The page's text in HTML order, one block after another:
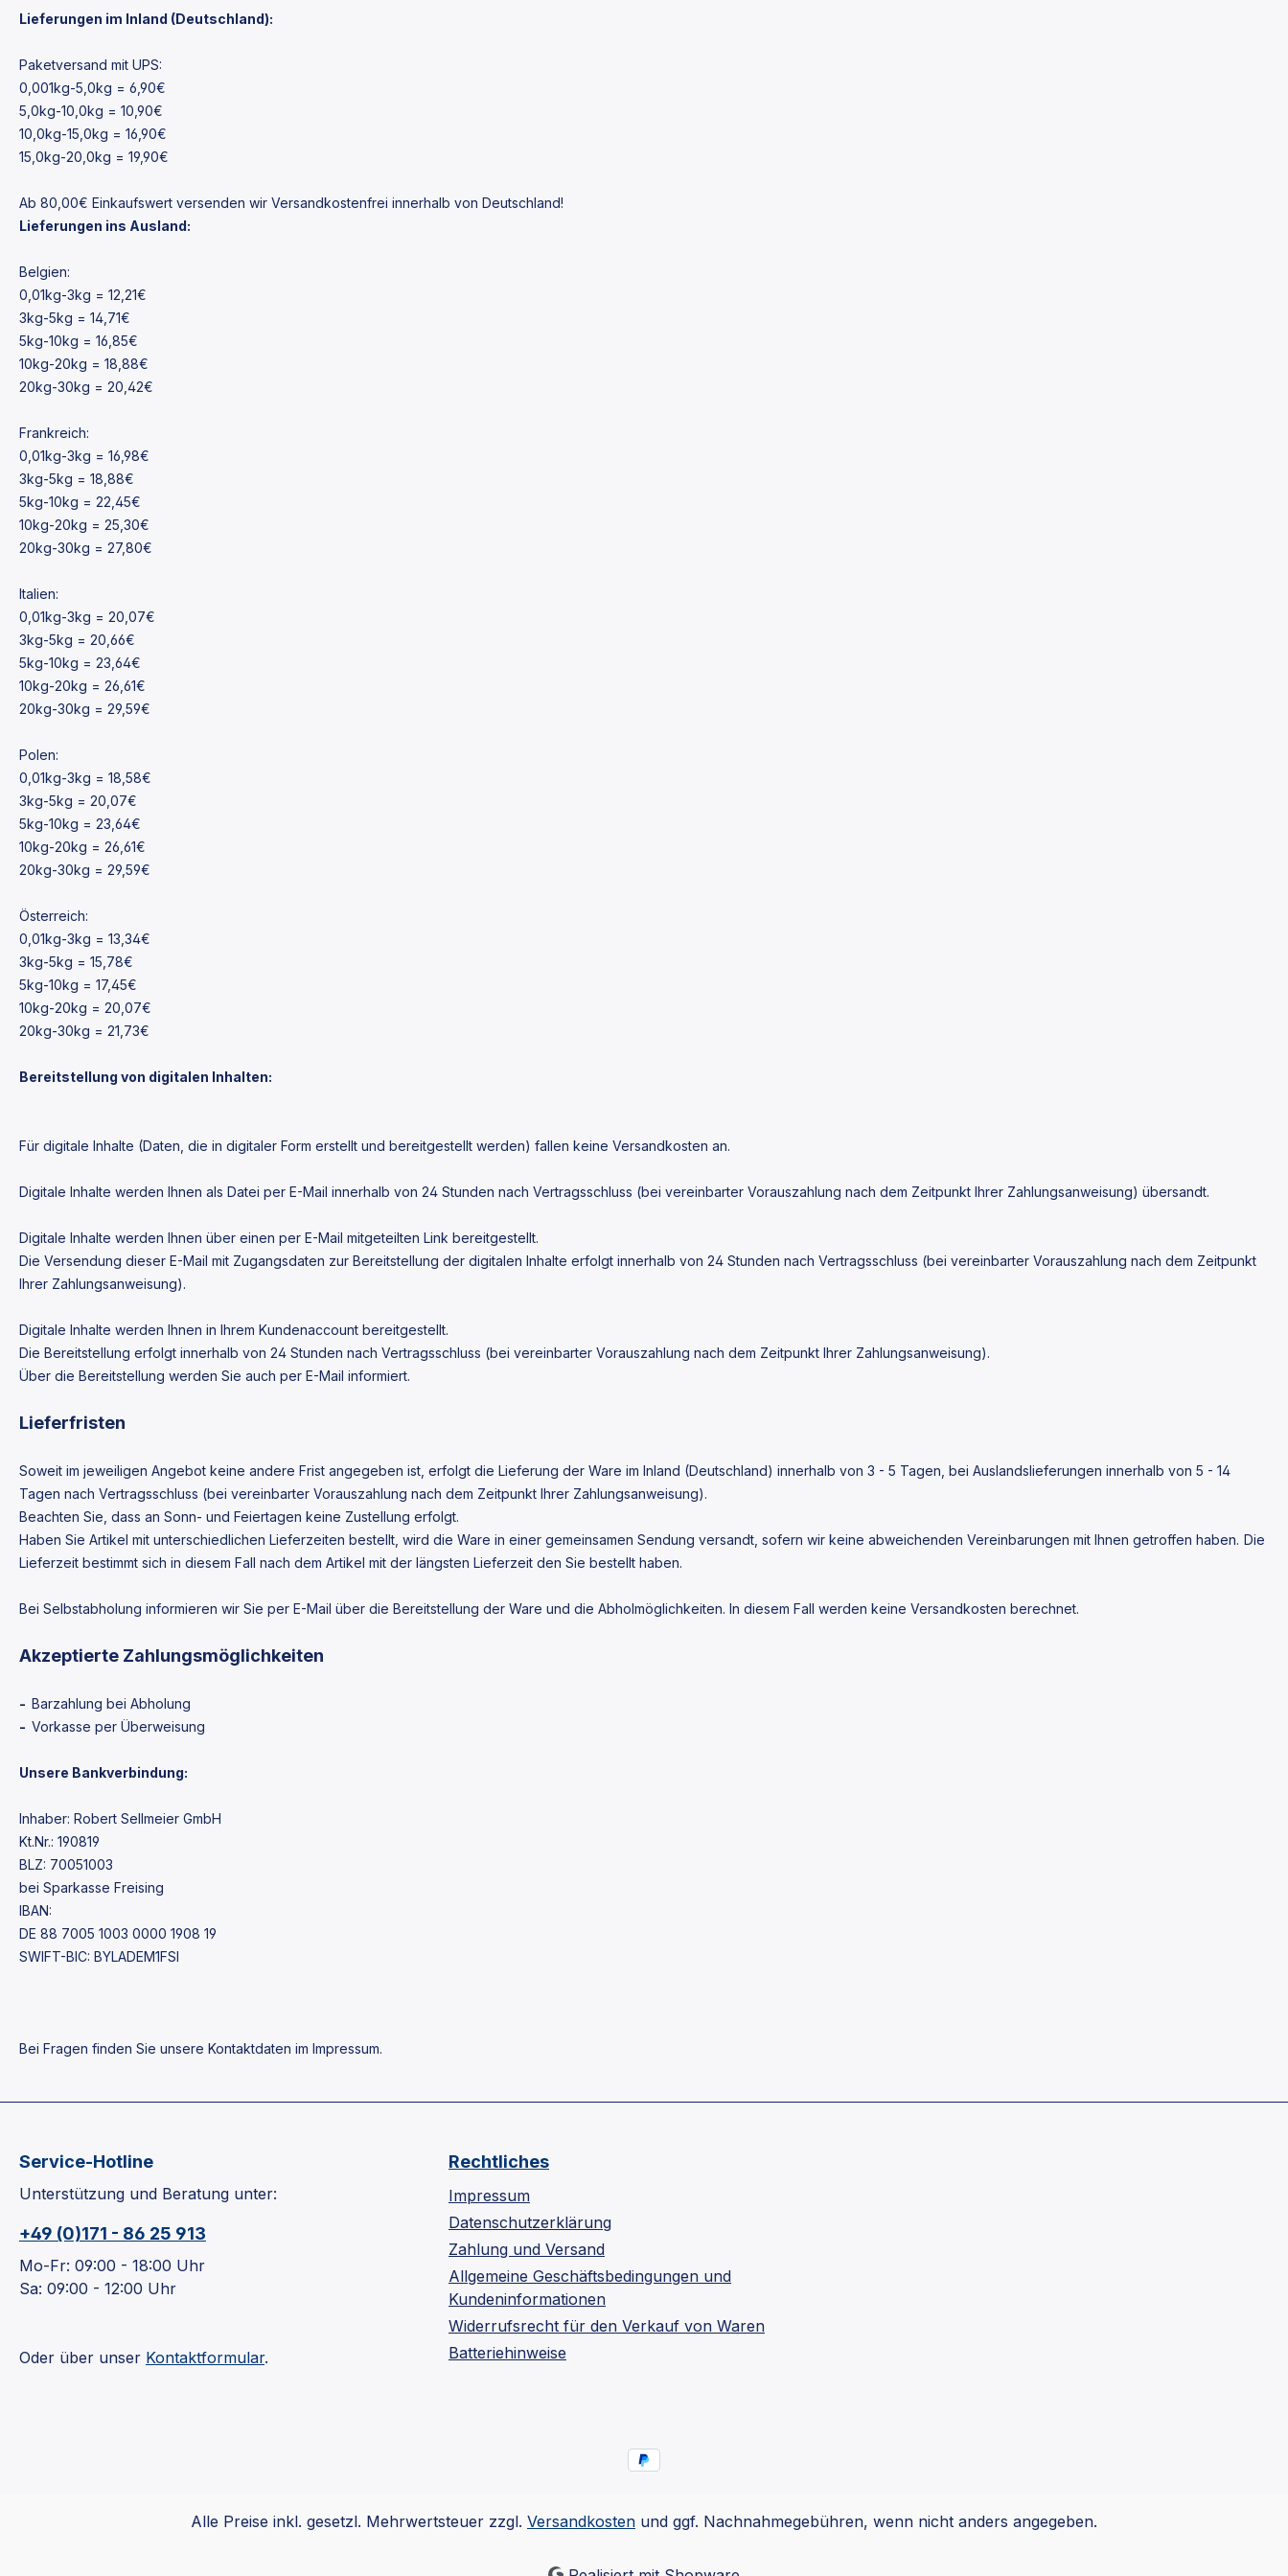
Lieferungen im Inland (Deutschland):
Paketversand mit UPS:
0,001kg-5,0kg = 6,90€
5,0kg-10,0kg = 10,90€
10,0kg-15,0kg = 16,90€
15,0kg-20,0kg = 19,90€
Ab 80,00€ Einkaufswert versenden wir Versandkostenfrei innerhalb von Deutschland!
Lieferungen ins Ausland:
Belgien:
0,01kg-3kg = 12,21€
3kg-5kg = 14,71€
5kg-10kg = 16,85€
10kg-20kg = 18,88€
20kg-30kg = 20,42€
Frankreich:
0,01kg-3kg = 16,98€
3kg-5kg = 18,88€
5kg-10kg = 22,45€
10kg-20kg = 25,30€
20kg-30kg = 27,80€
Italien:
0,01kg-3kg = 20,07€
3kg-5kg = 20,66€
5kg-10kg = 23,64€
10kg-20kg = 26,61€
20kg-30kg = 29,59€
Polen:
0,01kg-3kg = 18,58€
3kg-5kg = 20,07€
5kg-10kg = 23,64€
10kg-20kg = 26,61€
20kg-30kg = 29,59€
Österreich:
0,01kg-3kg = 13,34€
3kg-5kg = 15,78€
5kg-10kg = 17,45€
10kg-20kg = 20,07€
20kg-30kg = 21,73€
Bereitstellung von digitalen Inhalten:
Für digitale Inhalte (Daten, die in digitaler Form erstellt und bereitgestellt werden) fallen keine Versandkosten an.
Digitale Inhalte werden Ihnen als Datei per E-Mail innerhalb von 24 Stunden nach Vertragsschluss (bei vereinbarter Vorauszahlung nach dem Zeitpunkt Ihrer Zahlungsanweisung) übersandt.
Digitale Inhalte werden Ihnen über einen per E-Mail mitgeteilten Link bereitgestellt.
Die Versendung dieser E-Mail mit Zugangsdaten zur Bereitstellung der digitalen Inhalte erfolgt innerhalb von 24 Stunden nach Vertragsschluss (bei vereinbarter Vorauszahlung nach dem Zeitpunkt
Ihrer Zahlungsanweisung).
Digitale Inhalte werden Ihnen in Ihrem Kundenaccount bereitgestellt.
Die Bereitstellung erfolgt innerhalb von 24 Stunden nach Vertragsschluss (bei vereinbarter Vorauszahlung nach dem Zeitpunkt Ihrer Zahlungsanweisung).
Über die Bereitstellung werden Sie auch per E-Mail informiert.
Lieferfristen
Soweit im jeweiligen Angebot keine andere Frist angegeben ist, erfolgt die Lieferung der Ware im Inland (Deutschland) innerhalb von 3 - 5 Tagen, bei Auslandslieferungen innerhalb von 5 - 14
Tagen nach Vertragsschluss (bei vereinbarter Vorauszahlung nach dem Zeitpunkt Ihrer Zahlungsanweisung).
Beachten Sie, dass an Sonn- und Feiertagen keine Zustellung erfolgt.
Haben Sie Artikel mit unterschiedlichen Lieferzeiten bestellt, wird die Ware in einer gemeinsamen Sendung versandt, sofern wir keine abweichenden Vereinbarungen mit Ihnen getroffen haben. Die
Lieferzeit bestimmt sich in diesem Fall nach dem Artikel mit der längsten Lieferzeit den Sie bestellt haben.
Bei Selbstabholung informieren wir Sie per E-Mail über die Bereitstellung der Ware und die Abholmöglichkeiten. In diesem Fall werden keine Versandkosten berechnet.
Akzeptierte Zahlungsmöglichkeiten
- Barzahlung bei Abholung
- Vorkasse per Überweisung
Unsere Bankverbindung:
Inhaber: Robert Sellmeier GmbH
Kt.Nr.: 190819
BLZ: 70051003
bei Sparkasse Freising
IBAN:
DE 88 7005 1003 0000 1908 19
SWIFT-BIC: BYLADEM1FSI
Bei Fragen finden Sie unsere Kontaktdaten im Impressum.
Service-Hotline
Unterstützung und Beratung unter:
+49 (0)171 - 86 25 913
Mo-Fr: 09:00 - 18:00 Uhr
Sa: 09:00 - 12:00 Uhr
Oder über unser Kontaktformular.
Rechtliches
Impressum
Datenschutzerklärung
Zahlung und Versand
Allgemeine Geschäftsbedingungen und
Kundeninformationen
Widerrufsrecht für den Verkauf von Waren
Batteriehinweise
Alle Preise inkl. gesetzl. Mehrwertsteuer zzgl. Versandkosten und ggf. Nachnahmegebühren, wenn nicht anders angegeben.